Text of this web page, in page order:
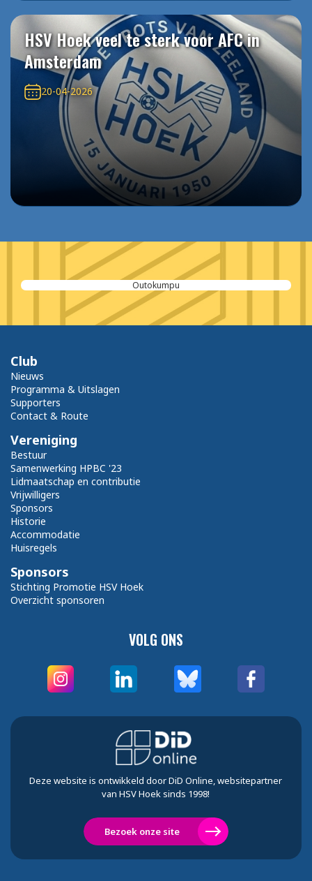
HSV Hoek veel te sterk voor AFC in
Amsterdam
20-04-2026
Outokumpu
VOLG ONS
Club
Nieuws
Programma & Uitslagen
Supporters
Contact & Route
Vereniging
Bestuur
Samenwerking HPBC '23
Lidmaatschap en contributie
Vrijwilligers
Sponsors
Historie
Accommodatie
Huisregels
Sponsors
Stichting Promotie HSV Hoek
Overzicht sponsoren
Deze website is ontwikkeld door DiD Online, websitepartner
van HSV Hoek sinds 1998!
Bezoek onze site